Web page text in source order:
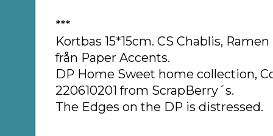
***
Kortbas 15*15cm. CS Chablis,
från Paper Accents.
DP Home Sweet home collection,
220610201 from ScrapBerry´s.
The Edges on the DP is distressed.